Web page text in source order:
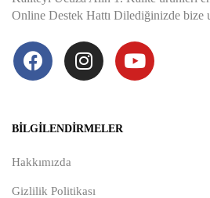
Online Destek Hattı Dilediğinizde bize
BILGILENDIRMELER
Hakkımızda
Gizlilik Politikası